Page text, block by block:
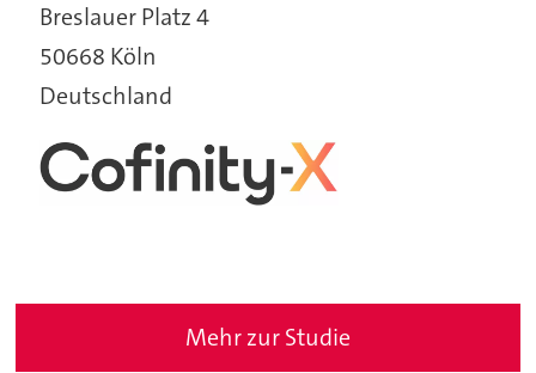
Breslauer Platz 4
50668 Köln
Deutschland
Mehr zur Studie